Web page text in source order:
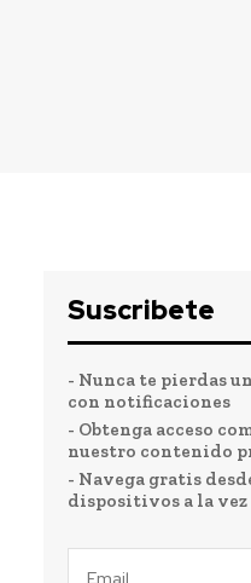
Suscribete
- Nunca te pierdas
con notificaciones
- Obtenga acceso
nuestro contenido
- Navega gratis
dispositivos a la vez